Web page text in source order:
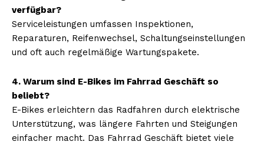
verfügbar?
Serviceleistungen umfassen Inspektionen,
Reparaturen, Reifenwechsel, Schaltungseinstellungen
und oft auch regelmäßige Wartungspakete.
4. Warum sind E-Bikes im Fahrrad Geschäft so
beliebt?
E-Bikes erleichtern das Radfahren durch elektrische
Unterstützung, was längere Fahrten und Steigungen
einfacher macht. Das Fahrrad Geschäft bietet viele